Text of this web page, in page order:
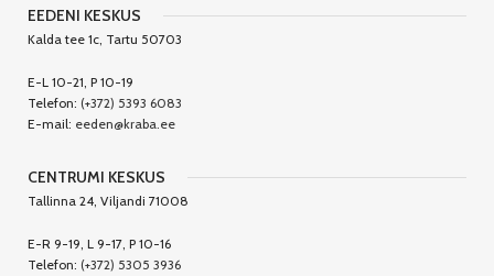
EEDENI KESKUS
Kalda tee 1c, Tartu 50703
E-L 10-21, P 10-19
Telefon: (+372) 5393 6083
E-mail: eeden@kraba.ee
CENTRUMI KESKUS
Tallinna 24, Viljandi 71008
E-R 9-19, L 9-17, P 10-16
Telefon: (+372) 5305 3936